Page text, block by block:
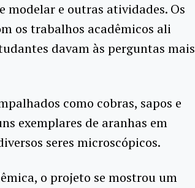
modelar e outras atividades. Os
os trabalhos acadêmicos ali
davam às perguntas mais
como cobras, sapos e
exemplares de aranhas em
seres microscópicos.
o projeto se mostrou um